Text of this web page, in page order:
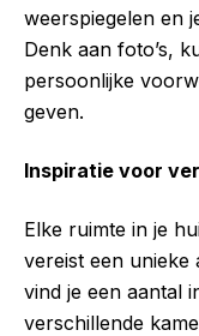
weerspiegelen en
Denk aan foto’s,
persoonlijke
geven.
Inspiratie voor
Elke ruimte in je
vereist een unieke
vind je een aantal
verschillende